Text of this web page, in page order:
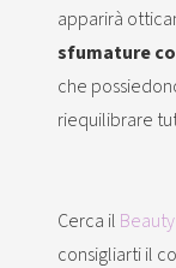
apparirà
sfumature
che
riequilibrare
Cerca il
consigliarti il